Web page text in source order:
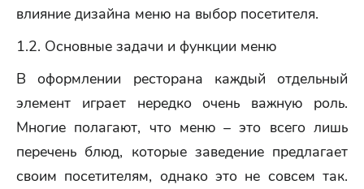
влияние дизайна меню на выбор посетителя.
1.2. Основные задачи и функции меню
В оформлении ресторана каждый отдельный
элемент играет нередко очень важную роль.
Многие полагают, что меню – это всего лишь
перечень блюд, которые заведение предлагает
своим посетителям, однако это не совсем так.